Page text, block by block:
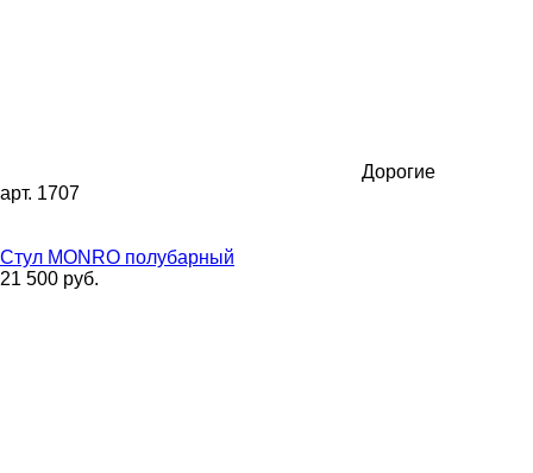
Дорогие
арт. 1707
Стул MONRO полубарный
21 500 руб.